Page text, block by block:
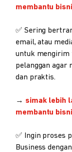
membantu
✅ Sering
email, atau
untuk mengirim
pelanggan agar
dan praktis.
→ simak lebih
membantu
✅ Ingin proses
Business